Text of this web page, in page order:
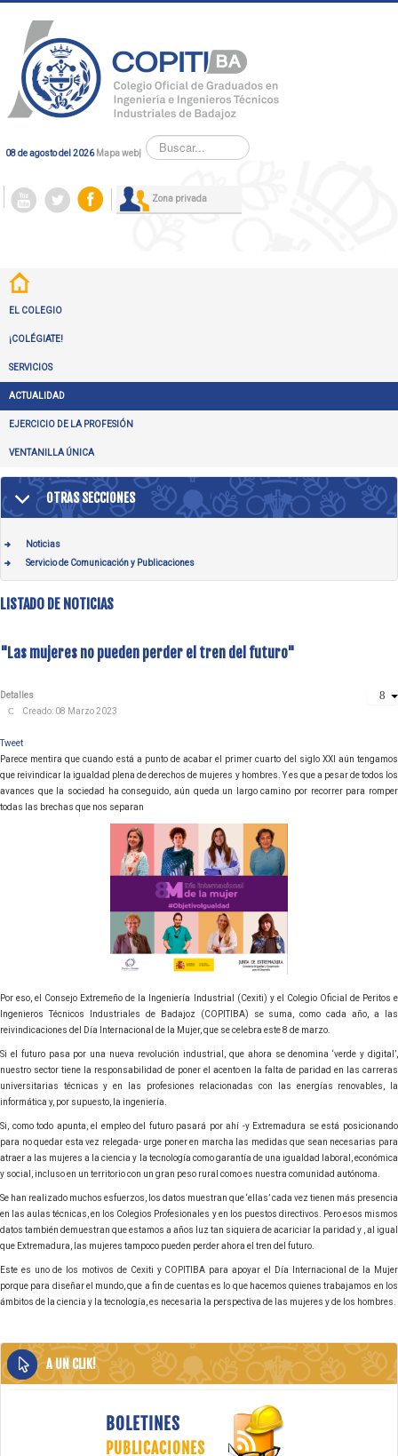
08 de agosto del 2026 Mapa web|
Buscar...
Zona privada
EL COLEGIO
¡COLÉGIATE!
SERVICIOS
ACTUALIDAD
EJERCICIO DE LA PROFESIÓN
VENTANILLA ÚNICA
OTRAS SECCIONES
Noticias
Servicio de Comunicación y Publicaciones
LISTADO DE NOTICIAS
"Las mujeres no pueden perder el tren del futuro"
Detalles
Creado: 08 Marzo 2023
Tweet
Parece mentira que cuando está a punto de acabar el primer cuarto del siglo XXI aún tengamos
que reivindicar la igualdad plena de derechos de mujeres y hombres. Y es que a pesar de todos los
avances que la sociedad ha conseguido, aún queda un largo camino por recorrer para romper
todas las brechas que nos separan
Por eso, el Consejo Extremeño de la Ingeniería Industrial (Cexiti) y el Colegio Oficial de Peritos e
Ingenieros Técnicos Industriales de Badajoz (COPITIBA) se suma, como cada año, a las
reivindicaciones del Día Internacional de la Mujer, que se celebra este 8 de marzo.
Si el futuro pasa por una nueva revolución industrial, que ahora se denomina ‘verde y digital’,
nuestro sector tiene la responsabilidad de poner el acento en la falta de paridad en las carreras
universitarias técnicas y en las profesiones relacionadas con las energías renovables, la
informática y, por supuesto, la ingeniería.
Si, como todo apunta, el empleo del futuro pasará por ahí -y Extremadura se está posicionando
para no quedar esta vez relegada- urge poner en marcha las medidas que sean necesarias para
atraer a las mujeres a la ciencia y la tecnología como garantía de una igualdad laboral, económica
y social, incluso en un territorio con un gran peso rural como es nuestra comunidad autónoma.
Se han realizado muchos esfuerzos, los datos muestran que ‘ellas’ cada vez tienen más presencia
en las aulas técnicas, en los Colegios Profesionales y en los puestos directivos. Pero esos mismos
datos también demuestran que estamos a años luz tan siquiera de acariciar la paridad y , al igual
que Extremadura, las mujeres tampoco pueden perder ahora el tren del futuro.
Este es uno de los motivos de Cexiti y COPITIBA para apoyar el Día Internacional de la Mujer
porque para diseñar el mundo, que a fin de cuentas es lo que hacemos quienes trabajamos en los
ámbitos de la ciencia y la tecnología, es necesaria la perspectiva de las mujeres y de los hombres.
A UN CLIK!